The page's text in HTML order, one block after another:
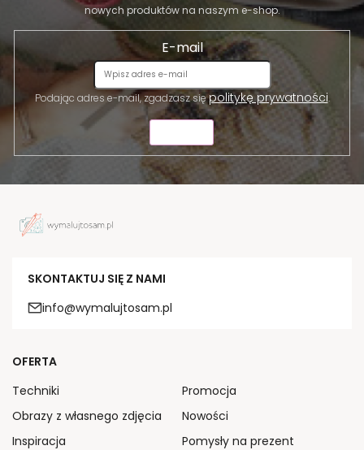
nowych produktów na naszym e-shop.
E-mail
Podając adres e-mail, zgadzasz siępolitykę prywatności.
SKONTAKTUJ SIĘ Z NAMI
info@wymalujtosam.pl
OFERTA
Techniki
Obrazy z własnego zdjęcia
Inspiracja
Promocja
Nowości
Pomysły na prezent